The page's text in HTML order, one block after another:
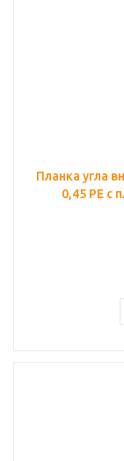
Планка угла
0,45 PE с